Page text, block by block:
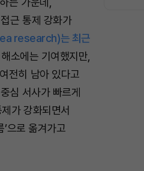
근 통제 강화가
research)는 최근
소에는 기여했지만,
전히 남아 있다고
심 서사가 빠르게
가 강화되면서
’으로 옮겨가고